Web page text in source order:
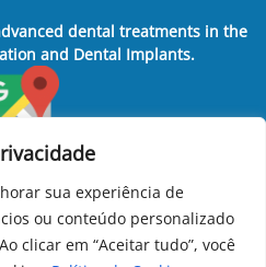
sua experiência de
ou conteúdo personalizado
clicar em “Aceitar tudo”, você
dental treatments in the
and Dental Implants.